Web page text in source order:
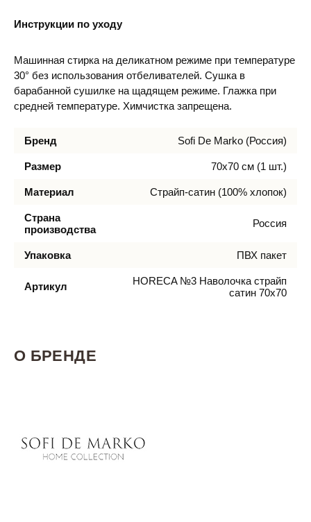
Инструкции по уходу
Машинная стирка на деликатном режиме при температуре
30° без использования отбеливателей. Сушка в
барабанной сушилке на щадящем режиме. Глажка при
средней температуре. Химчистка запрещена.
Бренд Sofi De Marko (Россия)
Размер 70х70 см (1 шт.)
Материал Страйп-сатин (100% хлопок)
Страна
производства
Россия
Упаковка ПВХ пакет
Артикул
HORECA №3 Наволочка страйп
сатин 70х70
О БРЕНДЕ